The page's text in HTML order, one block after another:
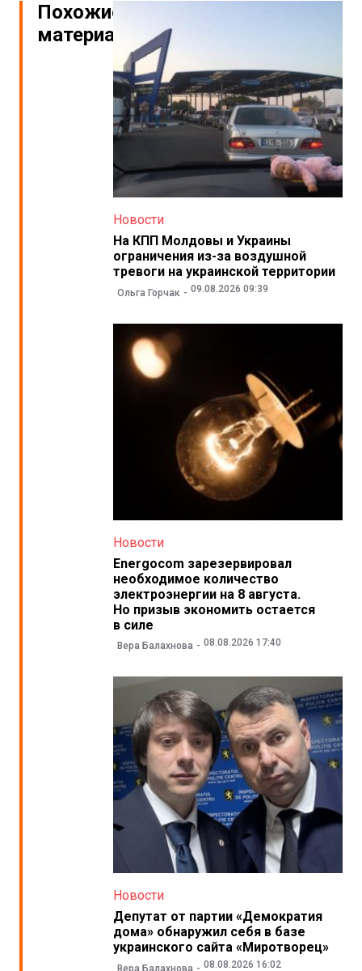
Похожие
материалы
Новости
На КПП Молдовы и Украины
ограничения из-за воздушной
тревоги на украинской территории
Ольга Горчак 09.08.2026 09:39
Новости
Energocom зарезервировал
необходимое количество
электроэнергии на 8 августа.
Но призыв экономить остается
в силе
Вера Балахнова 08.08.2026 17:40
Новости
Депутат от партии «Демократия
дома» обнаружил себя в базе
украинского сайта «Миротворец»
Вера Балахнова 08.08.2026 16:02